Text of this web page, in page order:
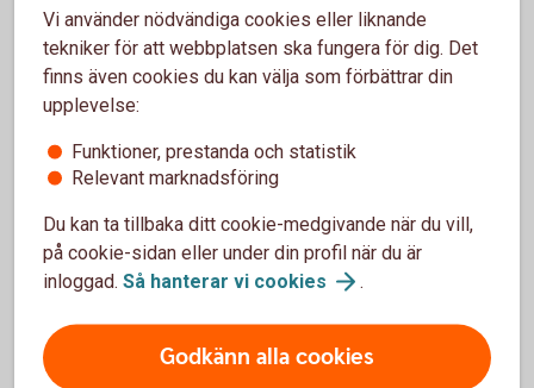
på cirka 1 procent av BNP för respektive år.
- Vi räknar med skattesänkningar för hushållen och
mer resurser till försvaret, rättsväsendet samt
översynen av det finanspolitiska ramverket att
presenteras, tillika en infrastrukturproposition och
forsknings- och innovationsproposition – viktiga
delar för svensk tillväxt och välfärd framöver,
säger Mattias Persson.
Svensk ekonomi växlar upp
Vi använder nödvändiga cookies eller liknande
tekniker för att webbplatsen ska fungera för dig. Det
finns även cookies du kan välja som förbättrar din
upplevelse:
Funktioner, prestanda och statistik
Relevant marknadsföring
Du kan ta tillbaka ditt cookie-medgivande när du vill,
på cookie-sidan eller under din profil när du är
inloggad. Så hanterar vi cookies .
Godkänn alla cookies